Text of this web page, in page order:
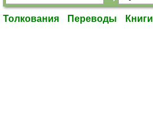
Толкования Переводы Книги